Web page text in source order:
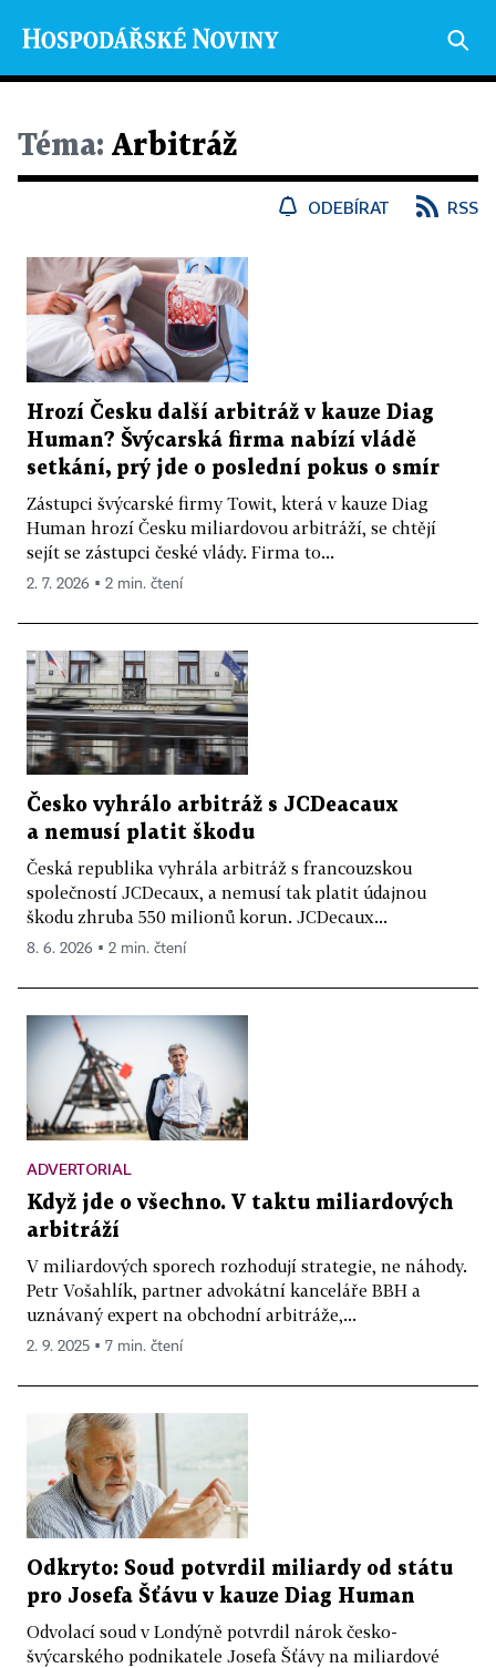
Téma: Arbitráž
ODEBÍRAT RSS
Hrozí Česku další arbitráž v kauze Diag
Human? Švýcarská firma nabízí vládě
setkání, prý jde o poslední pokus o smír
Zástupci švýcarské firmy Towit, která v kauze Diag
Human hrozí Česku miliardovou arbitráží, se chtějí
sejít se zástupci české vlády. Firma to...
2. 7. 2026 ▪ 2 min. čtení
Česko vyhrálo arbitráž s JCDeacaux
a nemusí platit škodu
Česká republika vyhrála arbitráž s francouzskou
společností JCDecaux, a nemusí tak platit údajnou
škodu zhruba 550 milionů korun. JCDecaux...
8. 6. 2026 ▪ 2 min. čtení
ADVERTORIAL
Když jde o všechno. V taktu miliardových
arbitráží
V miliardových sporech rozhodují strategie, ne náhody.
Petr Vošahlík, partner advokátní kanceláře BBH a
uznávaný expert na obchodní arbitráže,...
2. 9. 2025 ▪ 7 min. čtení
Odkryto: Soud potvrdil miliardy od státu
pro Josefa Šťávu v kauze Diag Human
Odvolací soud v Londýně potvrdil nárok česko-
švýcarského podnikatele Josefa Šťávy na miliardové